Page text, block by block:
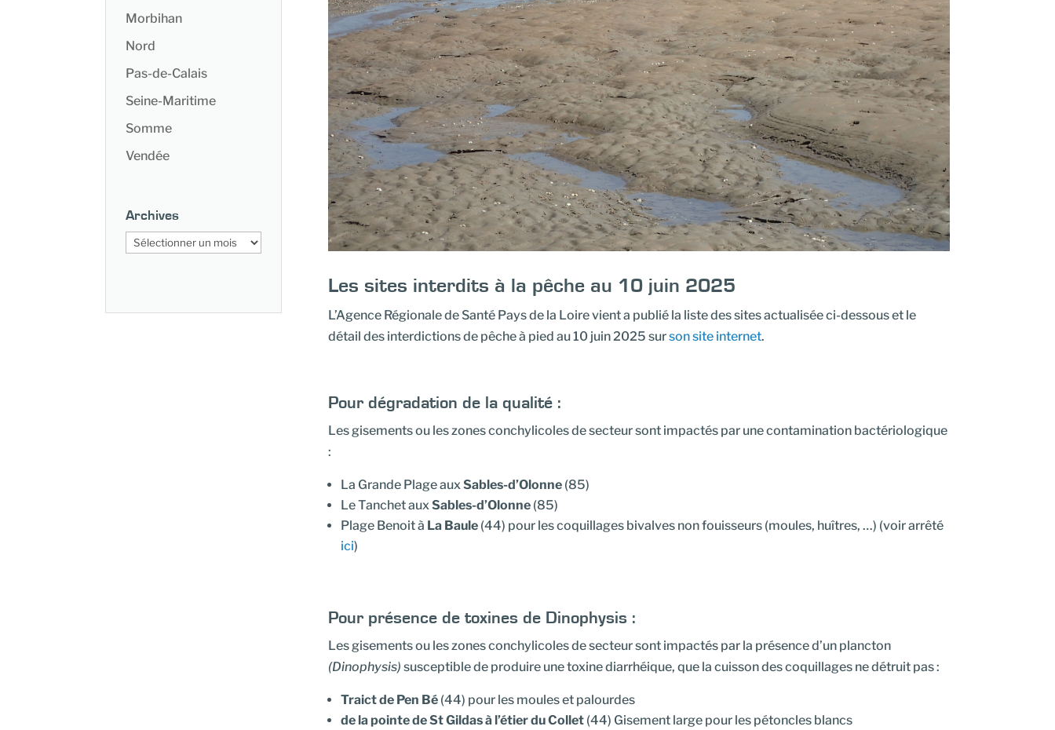
Morbihan
Nord
Pas-de-Calais
Seine-Maritime
Somme
Vendée
Archives
Archives
Les sites interdits à la pêche au 10 juin 2025
L’Agence Régionale de Santé Pays de la Loire vient a publié la liste des sites actualisée ci-dessous et le
détail des interdictions de pêche à pied au 10 juin 2025 surson site internet.
Pour dégradation de la qualité :
Les gisements ou les zones conchylicoles de secteur sont impactés par une contamination bactériologique
:
La Grande Plage aux Sables-d’Olonne(85)
Le Tanchet aux Sables-d’Olonne(85)
Plage Benoit à La Baule (44) pour les coquillages bivalves non fouisseurs (moules, huîtres, …) (voir arrêté
ici)
Pour présence de toxines de Dinophysis :
Les gisements ou les zones conchylicoles de secteur sont impactés par la présence d’un plancton
(Dinophysis) susceptible de produire une toxine diarrhéique, que la cuisson des coquillages ne détruit pas :
Traict de Pen Bé(44) pour les moules et palourdes
de la pointe de St Gildas à l’étier du Collet(44) Gisement large pour les pétoncles blancs